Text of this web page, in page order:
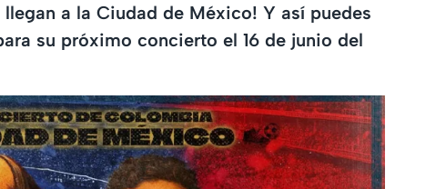
a la Ciudad de México! Y así puedes
su próximo concierto el 16 de junio del